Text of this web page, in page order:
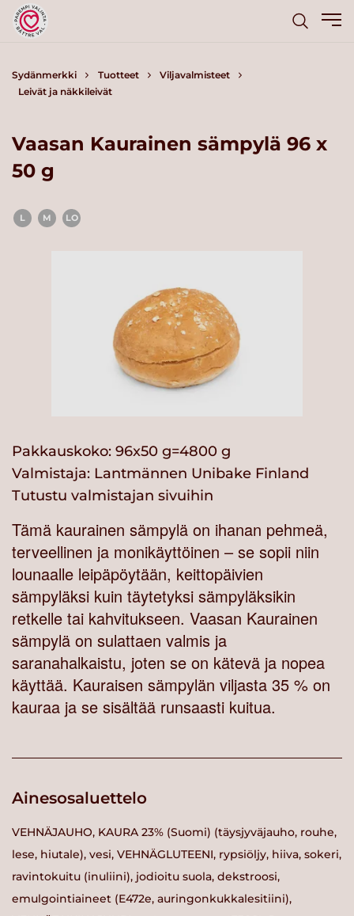
Sydänmerkki Tuotteet
Viljavalmisteet
Leivät ja näkkileivät
Vaasan Kaurainen sämpylä 96 x
50 g
L M LO
Pakkauskoko: 96x50 g=4800 g
Valmistaja: Lantmännen Unibake Finland
Tutustu valmistajan sivuihin
Tämä kaurainen sämpylä on ihanan pehmeä,
terveellinen ja monikäyttöinen – se sopii niin
lounaalle leipäpöytään, keittopäivien
sämpyläksi kuin täytetyksi sämpyläksikin
retkelle tai kahvitukseen. Vaasan Kaurainen
sämpylä on sulattaen valmis ja
saranahalkaistu, joten se on kätevä ja nopea
käyttää. Kauraisen sämpylän viljasta 35 % on
kauraa ja se sisältää runsaasti kuitua.
Ainesosaluettelo
VEHNÄJAUHO, KAURA 23% (Suomi) (täysjyväjauho, rouhe,
lese, hiutale), vesi, VEHNÄGLUTEENI, rypsiöljy, hiiva, sokeri,
ravintokuitu (inuliini), jodioitu suola, dekstroosi,
emulgointiaineet (E472e, auringonkukkalesitiini),